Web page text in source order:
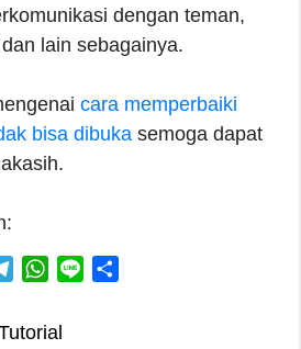
dengan teman,
lain sebagainya.
cara memperbaiki
bisa dibuka semoga dapat
W